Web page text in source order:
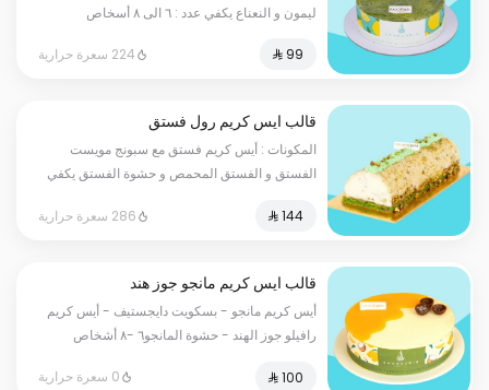
ليمون و النعناع يكفي عدد : ٦ الى ٨ أسخاص
224 سعرة حرارية
قالب ايس كريم رول فستق
المكونات : أيس كريم فستق مع سبونج مويست
الفستق و الفستق المحمص و حشوة الفستق يكفي
⁨⁦‪‬ 144⁩
286 سعرة حرارية
قالب ايس كريم مانجو جوز هند
أيس كريم مانجو - بسكويت دايجستيف - أيس كريم
رافيلو جوز الهند - حشوة المانجو٦ -٨ أشخاص
0 سعرة حرارية